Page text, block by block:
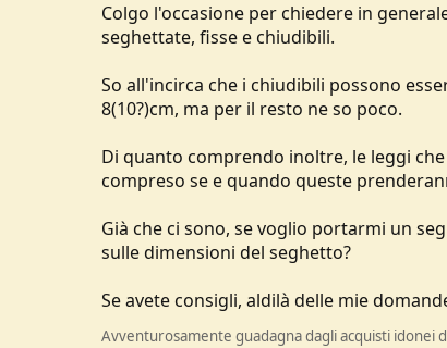
Colgo l'occasione per chiedere in
seghettate, fisse e chiudibili.
So all'incirca che i chiudibili possono
8(10?)cm, ma per il resto ne so poco.
Di quanto comprendo inoltre, le leggi
compreso se e quando queste
Già che ci sono, se voglio portarmi un
sulle dimensioni del seghetto?
Se avete consigli, aldilà delle mie
Avventurosamente guadagna dagli acquisti idonei